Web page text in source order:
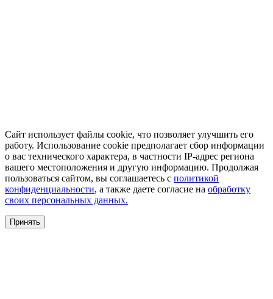
Сайт использует файлы cookie, что позволяет улучшить его
работу. Использование cookie предполагает сбор информации
о вас технического характера, в частности IP-адрес региона
вашего местоположения и другую информацию. Продолжая
пользоваться сайтом, вы соглашаетесь с политикой
конфиденциальности, а также даете согласие на обработку
своих персональных данных.
Принять